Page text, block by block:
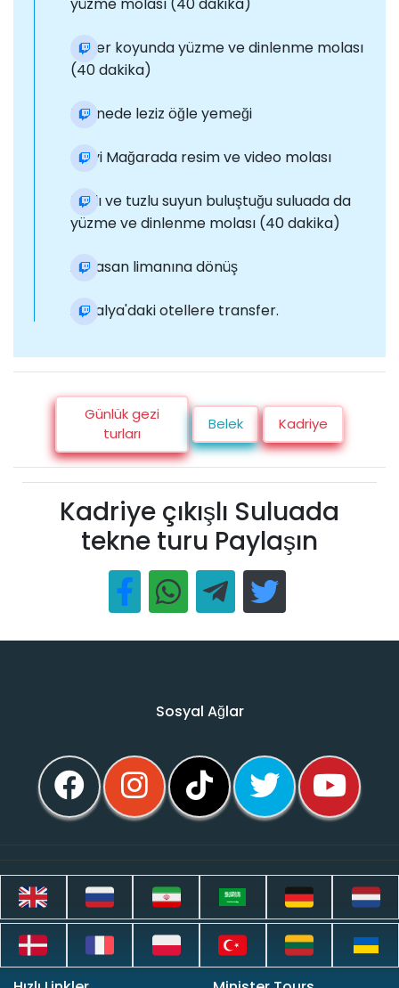
yüzme molası (40 dakika)
Fener koyunda yüzme ve dinlenme molası
(40 dakika)
Teknede leziz öğle yemeği
Mavi Mağarada resim ve video molası
Tatlı ve tuzlu suyun buluştuğu suluada da
yüzme ve dinlenme molası (40 dakika)
Adrasan limanına dönüş
Antalya'daki otellere transfer.
Günlük gezi
turları
Belek Kadriye
Kadriye çıkışlı Suluada
tekne turu Paylaşın
Sosyal Ağlar